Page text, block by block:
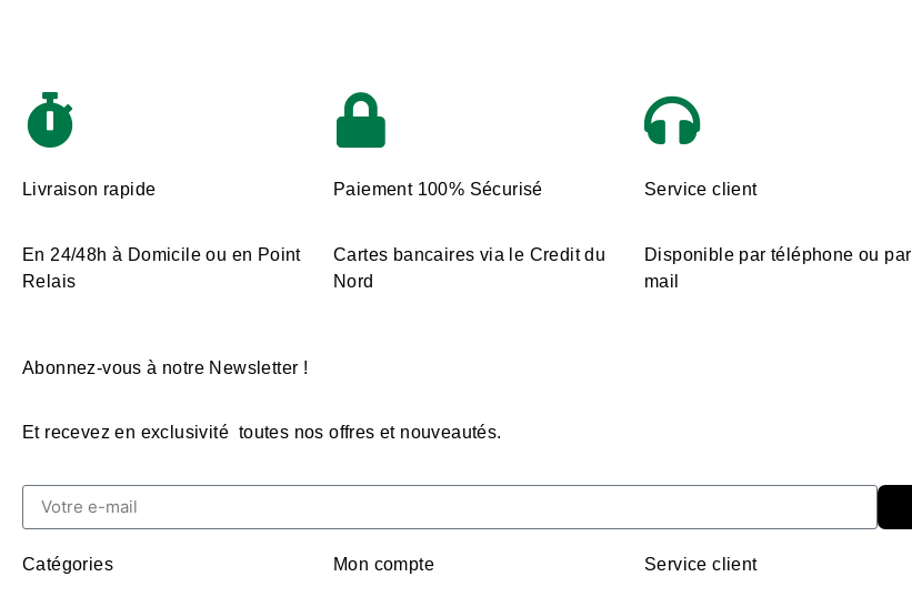
Livraison rapide
En 24/48h à Domicile ou en Point
Relais
Paiement 100% Sécurisé
Cartes bancaires via le Credit du
Nord
Service client
Disponible par téléphone ou par
mail
Abonnez-vous à notre Newsletter !
Et recevez en exclusivité toutes nos offres et nouveautés.
Catégories Mon compte Service client